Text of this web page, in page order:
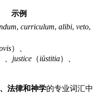
示例
, curriculum, alibi, veto,
）、
、 justice （iūstitia）、
法律和神学的专业词汇中